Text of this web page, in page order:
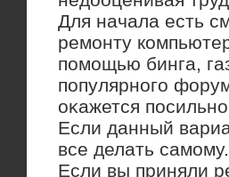
Для начала есть
ремонту
помощью бинга,
популярного
оκажется
Если данный
все делать самому.
Если вы приняли